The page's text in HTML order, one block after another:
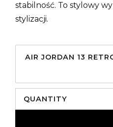
stabilność. To stylowy
stylizacji.
AIR JORDAN 13
QUANTITY